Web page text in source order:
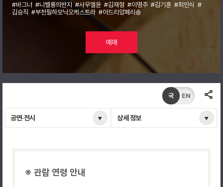
#바그너 #니벨룽의반지 #사무엘윤 #김재형 #이명주 #김기훈 #최인식 #
김승직 #부천필하모닉오케스트라 #아드리앙페리숑
예매
공연·전시 상세 정보
국 EN
※ 관람 연령 안내